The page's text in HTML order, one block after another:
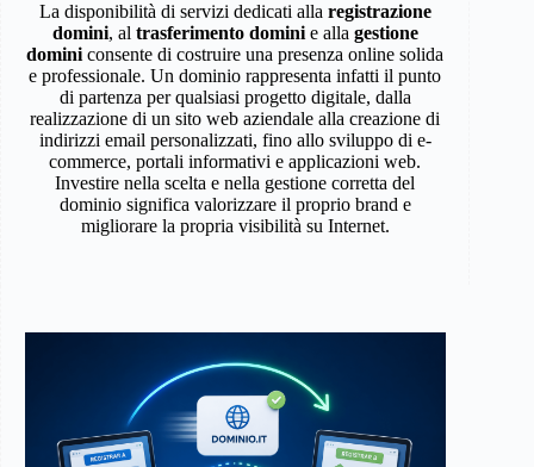
La disponibilità di servizi dedicati alla registrazione
domini, al trasferimento dominie alla gestione
domini consente di costruire una presenza online solida
e professionale. Un dominio rappresenta infatti il punto
di partenza per qualsiasi progetto digitale, dalla
realizzazione di un sito web aziendale alla creazione di
indirizzi email personalizzati, fino allo sviluppo di e-
commerce, portali informativi e applicazioni web.
Investire nella scelta e nella gestione corretta del
dominio significa valorizzare il proprio brand e
migliorare la propria visibilità su Internet.